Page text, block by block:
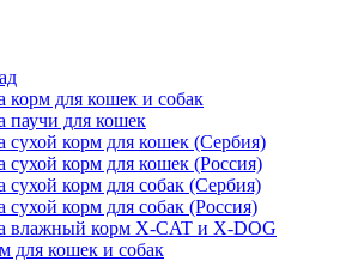
корм для кошек и собак
паучи для кошек
сухой корм для кошек (Сербия)
сухой корм для кошек (Россия)
сухой корм для собак (Сербия)
сухой корм для собак (Россия)
влажный корм X-CAT и X-DOG
для кошек и собак